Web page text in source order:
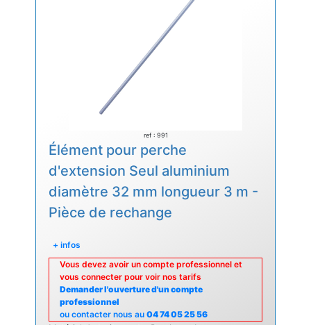
ref : 991
Élément pour perche
d'extension Seul aluminium
diamètre 32 mm longueur 3 m -
Pièce de rechange
+ infos
Vous devez avoir un compte professionnel et
vous connecter pour voir nos tarifs
Demander l'ouverture d'un compte
professionnel
ou contacter nous au 04 74 05 25 56